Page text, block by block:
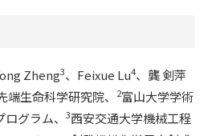
Zheng3、Feixue Lu4、龔 剣萍
生命科学研究院、 2富山大学学術
グラム、
3西安交通大学機械工程